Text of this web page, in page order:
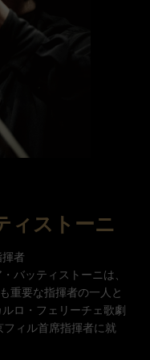
ィストーニ
者
バッティストーニは、
重要な指揮者の一人と
ロ・フェリーチェ歌劇
ィル首席指揮者に就